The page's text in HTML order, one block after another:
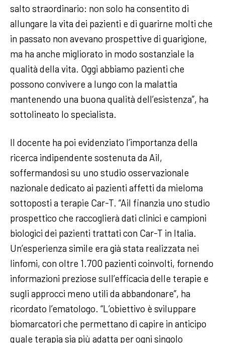
salto straordinario: non solo ha consentito di
allungare la vita dei pazienti e di guarirne molti che
in passato non avevano prospettive di guarigione,
ma ha anche migliorato in modo sostanziale la
qualità della vita. Oggi abbiamo pazienti che
possono convivere a lungo con la malattia
mantenendo una buona qualità dell’esistenza”, ha
sottolineato lo specialista.
Il docente ha poi evidenziato l’importanza della
ricerca indipendente sostenuta da Ail,
soffermandosi su uno studio osservazionale
nazionale dedicato ai pazienti affetti da mieloma
sottoposti a terapie Car-T. “Ail finanzia uno studio
prospettico che raccoglierà dati clinici e campioni
biologici dei pazienti trattati con Car-T in Italia.
Un’esperienza simile era già stata realizzata nei
linfomi, con oltre 1.700 pazienti coinvolti, fornendo
informazioni preziose sull’efficacia delle terapie e
sugli approcci meno utili da abbandonare”, ha
ricordato l’ematologo. “L’obiettivo è sviluppare
biomarcatori che permettano di capire in anticipo
quale terapia sia più adatta per ogni singolo